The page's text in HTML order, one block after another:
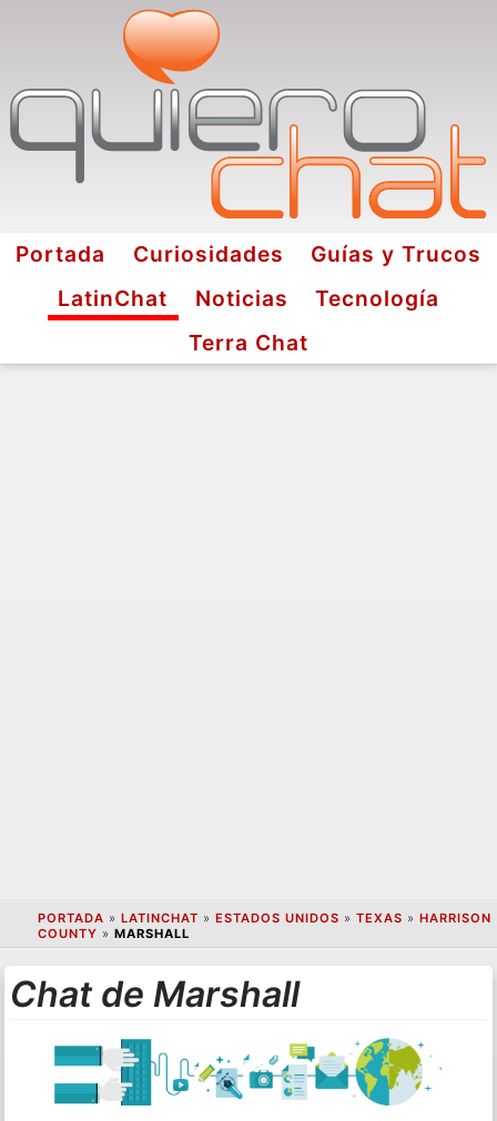
Portada Curiosidades
Guías y Trucos
LatinChat
Noticias
Tecnología
Terra Chat
PORTADA » LATINCHAT » ESTADOS UNIDOS » TEXAS » HARRISON
COUNTY » MARSHALL
Chat de Marshall